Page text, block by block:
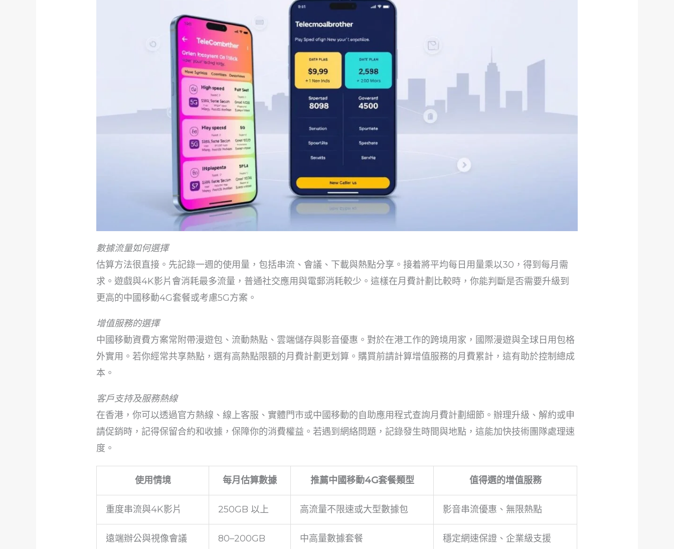
數據流量如何選擇
估算方法很直接。先記錄一週的使用量，包括串流、會議、下載與熱點分享。接着將平均每日用量乘以30，得到每月需
求。遊戲與4K影片會消耗最多流量，普通社交應用與電郵消耗較少。這樣在月費計劃比較時，你能判斷是否需要升級到
更高的中國移動4G套餐或考慮5G方案。
增值服務的選擇
中國移動資費方案常附帶漫遊包、流動熱點、雲端儲存與影音優惠。對於在港工作的跨境用家，國際漫遊與全球日用包格
外實用。若你經常共享熱點，選有高熱點限額的月費計劃更划算。購買前請計算增值服務的月費累計，這有助於控制總成
本。
客戶支持及服務熱線
在香港，你可以透過官方熱線、線上客服、實體門市或中國移動的自助應用程式查詢月費計劃細節。辦理升級、解約或申
請促銷時，記得保留合約和收據，保障你的消費權益。若遇到網絡問題，記錄發生時間與地點，這能加快技術團隊處理速
度。
使用情境 每月估算數據 推薦中國移動4G套餐類型 值得選的增值服務
重度串流與4K影片 250GB 以上 高流量不限速或大型數據包 影音串流優惠、無限熱點
遠端辦公與視像會議 80–200GB 中高量數據套餐 穩定網速保證、企業級支援